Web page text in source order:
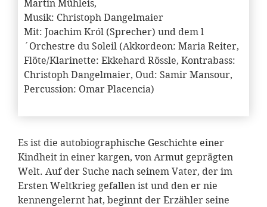
Martin Mühleis,
Musik: Christoph Dangelmaier
Mit: Joachim Król (Sprecher) und dem l
´Orchestre du Soleil (Akkordeon: Maria Reiter,
Flöte/Klarinette: Ekkehard Rössle, Kontrabass:
Christoph Dangelmaier, Oud: Samir Mansour,
Percussion: Omar Placencia)
Es ist die autobiographische Geschichte einer
Kindheit in einer kargen, von Armut geprägten
Welt. Auf der Suche nach seinem Vater, der im
Ersten Weltkrieg gefallen ist und den er nie
kennengelernt hat, beginnt der Erzähler seine